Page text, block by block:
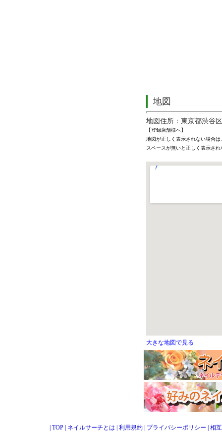
地図
地図住所：東京都渋谷
【登録店舗様へ】
地図が正しく表示されない場合
スペースが無いと正しく表示さ
大きな地図で見る
TOP ネイルサーチとは 利用規約 プライバシーポリシー 相